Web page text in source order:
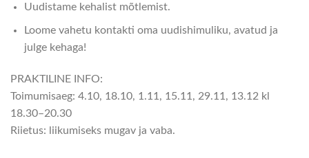
Uudistame kehalist mõtlemist.
Loome vahetu kontakti oma uudishimuliku, avatud ja
julge kehaga!
PRAKTILINE INFO:
Toimumisaeg: 4.10, 18.10, 1.11, 15.11, 29.11, 13.12 kl
18.30–20.30
Riietus: liikumiseks mugav ja vaba.